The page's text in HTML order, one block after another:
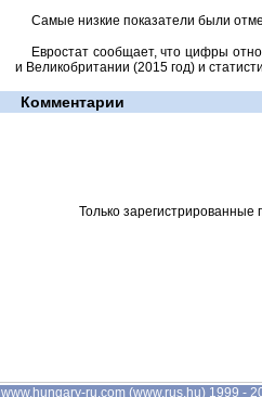
Самые низкие показатели были
Евростат сообщает, что цифры
и Великобритании (2015 год) и
Комментарии
Только
www.hungary-ru.com (www.rus.hu) 1999 -